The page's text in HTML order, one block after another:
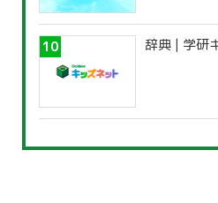
辞典 | 学研